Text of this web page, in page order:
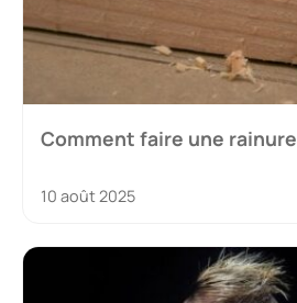
Comment faire une
10 août 2025